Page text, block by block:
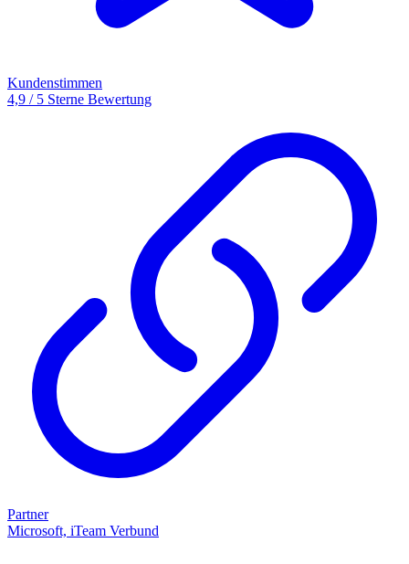
Kundenstimmen
4,9 / 5 Sterne Bewertung
Partner
Microsoft, iTeam Verbund